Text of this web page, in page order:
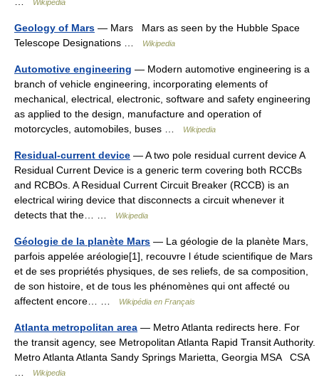
Wikipedia
Geology of Mars — Mars Mars as seen by the Hubble Space
Telescope Designations …
Wikipedia
Automotive engineering — Modern automotive engineering is a
branch of vehicle engineering, incorporating elements of
mechanical, electrical, electronic, software and safety engineering
as applied to the design, manufacture and operation of
motorcycles, automobiles, buses …
Wikipedia
Residual-current device — A two pole residual current device A
Residual Current Device is a generic term covering both RCCBs
and RCBOs. A Residual Current Circuit Breaker (RCCB) is an
electrical wiring device that disconnects a circuit whenever it
detects that the… …
Wikipedia
Géologie de la planète Mars — La géologie de la planète Mars,
parfois appelée aréologie[1], recouvre l étude scientifique de Mars
et de ses propriétés physiques, de ses reliefs, de sa composition,
de son histoire, et de tous les phénomènes qui ont affecté ou
affectent encore… …
Wikipédia en Français
Atlanta metropolitan area — Metro Atlanta redirects here. For
the transit agency, see Metropolitan Atlanta Rapid Transit Authority.
Metro Atlanta Atlanta Sandy Springs Marietta, Georgia MSA CSA
Wikipedia